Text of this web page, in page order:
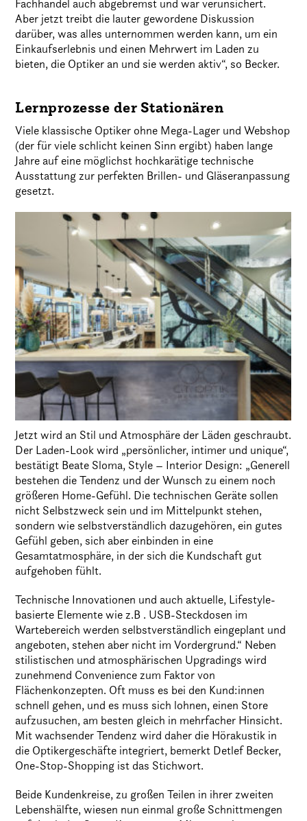
Fachhandel auch abgebremst und war verunsichert.
Aber jetzt treibt die lauter gewordene Diskussion
darüber, was alles unternommen werden kann, um ein
Einkaufserlebnis und einen Mehrwert im Laden zu
bieten, die Optiker an und sie werden aktiv“, so Becker.
Lernprozesse der Stationären
Viele klassische Optiker ohne Mega-Lager und Webshop
(der für viele schlicht keinen Sinn ergibt) haben lange
Jahre auf eine möglichst hochkarätige technische
Ausstattung zur perfekten Brillen- und Gläseranpassung
gesetzt.
Jetzt wird an Stil und Atmosphäre der Läden geschraubt.
Der Laden-Look wird „persönlicher, intimer und unique“,
bestätigt Beate Sloma, Style – Interior Design: „Generell
bestehen die Tendenz und der Wunsch zu einem noch
größeren Home-Gefühl. Die technischen Geräte sollen
nicht Selbstzweck sein und im Mittelpunkt stehen,
sondern wie selbstverständlich dazugehören, ein gutes
Gefühl geben, sich aber einbinden in eine
Gesamtatmosphäre, in der sich die Kundschaft gut
aufgehoben fühlt.
Technische Innovationen und auch aktuelle, Lifestyle-
basierte Elemente wie z.B . USB-Steckdosen im
Wartebereich werden selbstverständlich eingeplant und
angeboten, stehen aber nicht im Vordergrund.“ Neben
stilistischen und atmosphärischen Upgradings wird
zunehmend Convenience zum Faktor von
Flächenkonzepten. Oft muss es bei den Kund:innen
schnell gehen, und es muss sich lohnen, einen Store
aufzusuchen, am besten gleich in mehrfacher Hinsicht.
Mit wachsender Tendenz wird daher die Hörakustik in
die Optikergeschäfte integriert, bemerkt Detlef Becker,
One-Stop-Shopping ist das Stichwort.
Beide Kundenkreise, zu großen Teilen in ihrer zweiten
Lebenshälfte, wiesen nun einmal große Schnittmengen